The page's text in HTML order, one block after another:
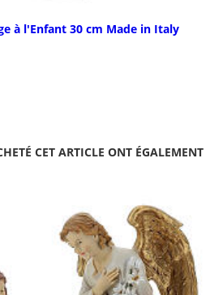
à l'Enfant 30 cm Made in Italy
CET ARTICLE ONT ÉGALEMENT